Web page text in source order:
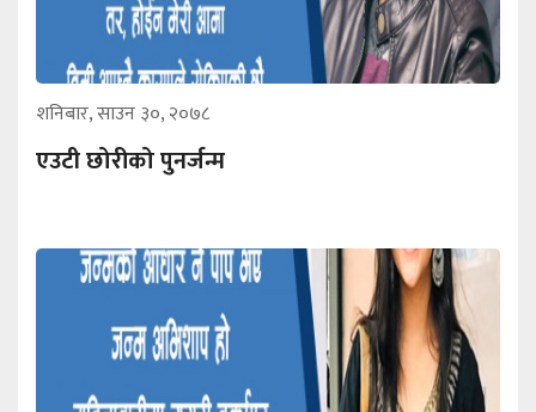
शनिबार, साउन ३०, २०७८
एउटी छोरीको पुनर्जन्म